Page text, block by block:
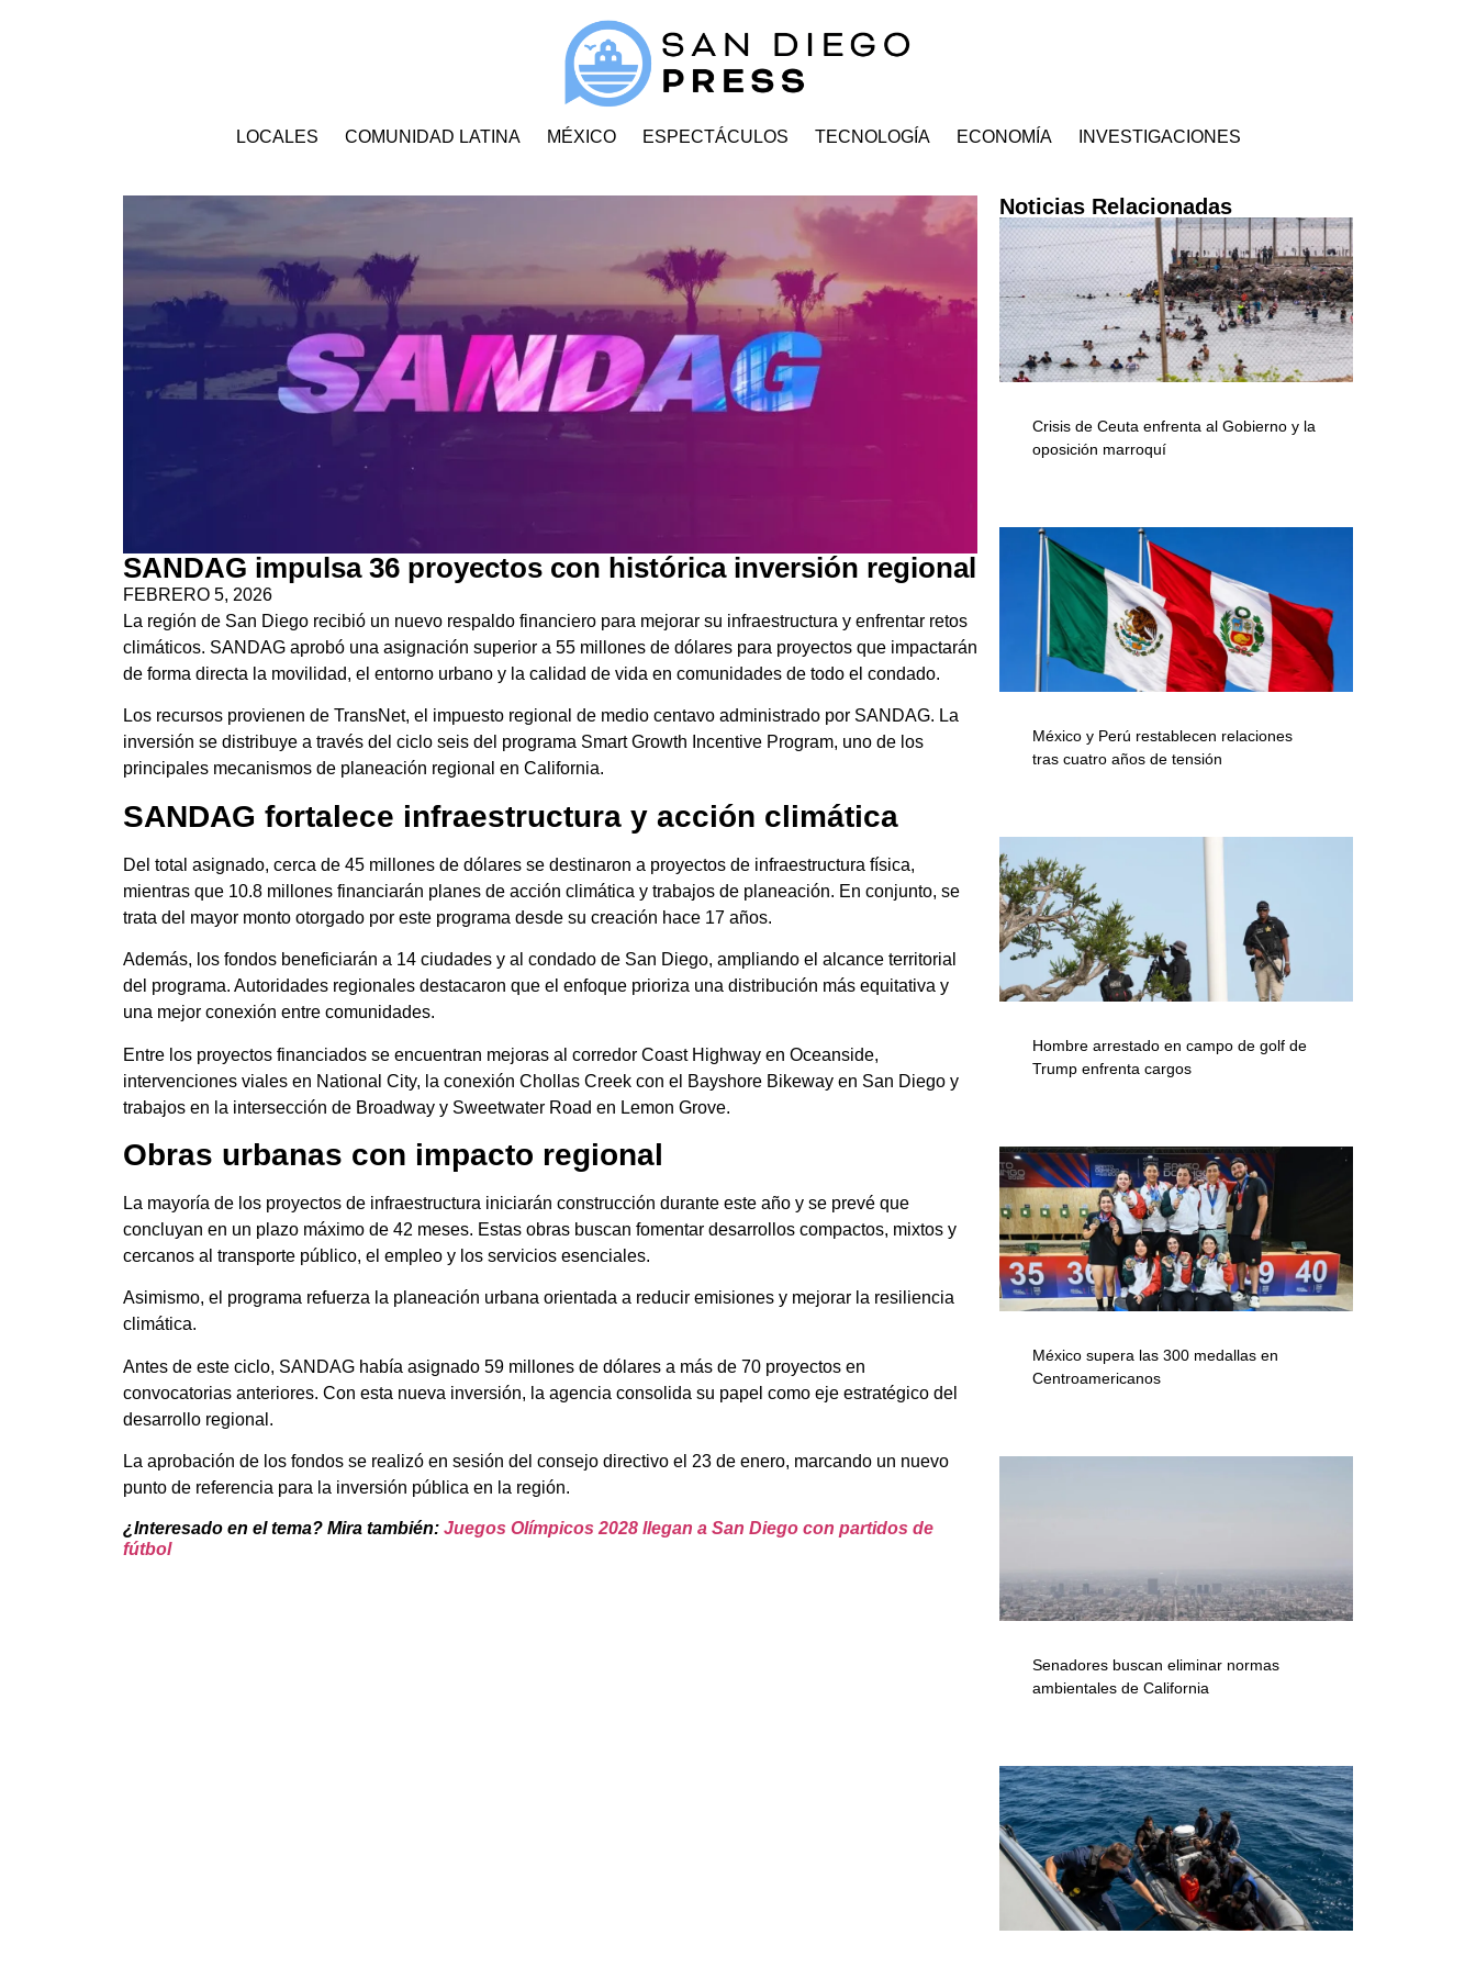
LOCALES COMUNIDAD LATINA MÉXICO ESPECTÁCULOS TECNOLOGÍA ECONOMÍA INVESTIGACIONES
SANDAG impulsa 36 proyectos con histórica inversión regional
FEBRERO 5, 2026
La región de San Diego recibió un nuevo respaldo financiero para mejorar su infraestructura y enfrentar retos
climáticos. SANDAG aprobó una asignación superior a 55 millones de dólares para proyectos que impactarán
de forma directa la movilidad, el entorno urbano y la calidad de vida en comunidades de todo el condado.
Los recursos provienen de TransNet, el impuesto regional de medio centavo administrado por SANDAG. La
inversión se distribuye a través del ciclo seis del programa Smart Growth Incentive Program, uno de los
principales mecanismos de planeación regional en California.
SANDAG fortalece infraestructura y acción climática
Del total asignado, cerca de 45 millones de dólares se destinaron a proyectos de infraestructura física,
mientras que 10.8 millones financiarán planes de acción climática y trabajos de planeación. En conjunto, se
trata del mayor monto otorgado por este programa desde su creación hace 17 años.
Además, los fondos beneficiarán a 14 ciudades y al condado de San Diego, ampliando el alcance territorial
del programa. Autoridades regionales destacaron que el enfoque prioriza una distribución más equitativa y
una mejor conexión entre comunidades.
Entre los proyectos financiados se encuentran mejoras al corredor Coast Highway en Oceanside,
intervenciones viales en National City, la conexión Chollas Creek con el Bayshore Bikeway en San Diego y
trabajos en la intersección de Broadway y Sweetwater Road en Lemon Grove.
Obras urbanas con impacto regional
La mayoría de los proyectos de infraestructura iniciarán construcción durante este año y se prevé que
concluyan en un plazo máximo de 42 meses. Estas obras buscan fomentar desarrollos compactos, mixtos y
cercanos al transporte público, el empleo y los servicios esenciales.
Asimismo, el programa refuerza la planeación urbana orientada a reducir emisiones y mejorar la resiliencia
climática.
Antes de este ciclo, SANDAG había asignado 59 millones de dólares a más de 70 proyectos en
convocatorias anteriores. Con esta nueva inversión, la agencia consolida su papel como eje estratégico del
desarrollo regional.
La aprobación de los fondos se realizó en sesión del consejo directivo el 23 de enero, marcando un nuevo
punto de referencia para la inversión pública en la región.
¿Interesado en el tema? Mira también: Juegos Olímpicos 2028 llegan a San Diego con partidos de
fútbol
Noticias Relacionadas
Crisis de Ceuta enfrenta al Gobierno y la
oposición marroquí
México y Perú restablecen relaciones
tras cuatro años de tensión
Hombre arrestado en campo de golf de
Trump enfrenta cargos
México supera las 300 medallas en
Centroamericanos
Senadores buscan eliminar normas
ambientales de California